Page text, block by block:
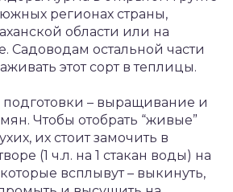
регионах страны,
области или на
Садоводам остальной части
этот сорт в теплицы.
– выращивание и
Чтобы отобрать “живые”
их стоит замочить в
(1 ч.л. на 1 стакан воды) на
всплывут – выкинуть,